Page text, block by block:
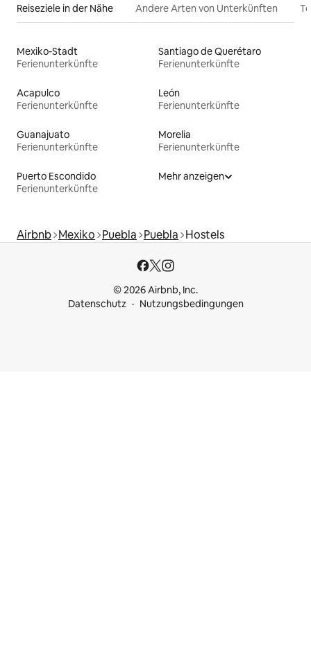
Reiseziele in der Nähe Andere Arten von Unterkünften
Mexiko-Stadt
Ferienunterkünfte
Santiago de Querétaro
Ferienunterkünfte
Acapulco
Ferienunterkünfte
León
Ferienunterkünfte
Guanajuato
Ferienunterkünfte
Morelia
Ferienunterkünfte
Puerto Escondido
Ferienunterkünfte
Mehr anzeigen
Airbnb Mexiko Puebla Puebla Hostels
© 2026 Airbnb, Inc.
Datenschutz
Nutzungsbedingungen